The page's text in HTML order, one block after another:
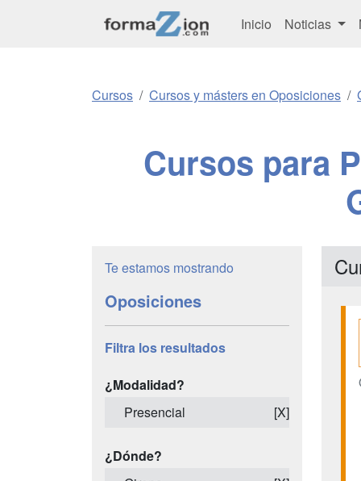
Inicio Noticias
Cursos Cursos y másters en Oposiciones
Cursos para
Te estamos mostrando
Oposiciones
Filtra los resultados
¿Modalidad?
Presencial
[X]
¿Dónde?